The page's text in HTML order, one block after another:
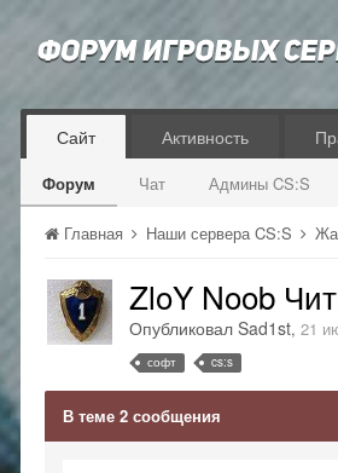
Сайт
Форум Чат Админы CS:S
Активность
Главная Наши сервера CS:S
ZloY Noob
Опубликовал Sad1st, 21
софт cs:s
В теме 2 сообщения